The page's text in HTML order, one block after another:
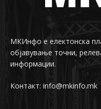
МКИнфо е електонска
објавување точни,
информации.
Контакт: